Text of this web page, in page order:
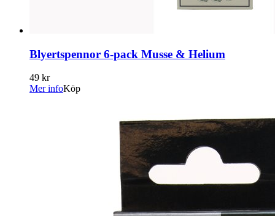
Blyertspennor 6-pack Musse & Helium
49 kr
Mer infoKöp